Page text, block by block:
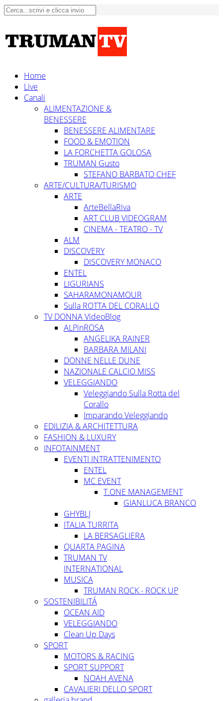
Home
Live
Canali
ALIMENTAZIONE &
BENESSERE
BENESSERE ALIMENTARE
FOOD & EMOTION
LA FORCHETTA GOLOSA
TRUMAN Gusto
STEFANO BARBATO CHEF
ARTE/CULTURA/TURISMO
ARTE
ArteBellaRiva
ART CLUB VIDEOGRAM
CINEMA - TEATRO - TV
ALM
DISCOVERY
DISCOVERY MONACO
ENTEL
LIGURIANS
SAHARAMONAMOUR
Sulla ROTTA DEL CORALLO
TV DONNA VideoBlog
ALPinROSA
ANGELIKA RAINER
BARBARA MILANI
DONNE NELLE DUNE
NAZIONALE CALCIO MISS
VELEGGIANDO
Veleggiando Sulla Rotta del
Corallo
Imparando Veleggiando
EDILIZIA & ARCHITETTURA
FASHION & LUXURY
INFOTAINMENT
EVENTI INTRATTENIMENTO
ENTEL
MC EVENT
T.ONE MANAGEMENT
GIANLUCA BRANCO
GHYBLJ
ITALIA TURRITA
LA BERSAGLIERA
QUARTA PAGINA
TRUMAN TV
INTERNATIONAL
MUSICA
TRUMAN ROCK - ROCK UP
SOSTENIBILITÁ
OCEAN AID
VELEGGIANDO
Clean Up Days
SPORT
MOTORS & RACING
SPORT SUPPORT
NOAH AVENA
CAVALIERI DELLO SPORT